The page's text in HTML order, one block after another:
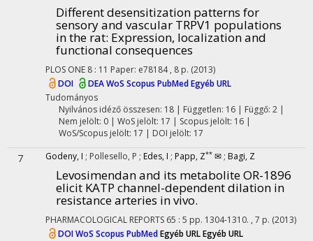
Different desensitization patterns for
sensory and vascular TRPV1 populations
in the rat: Expression, localization and
functional consequences
PLOS ONE 8 : 11 Paper: e78184 , 8 p. (2013)
DOI
DEAWoS Scopus PubMedEgyéb URL
Tudományos
Nyilvános idéző összesen: 18| Független: 16 | Függő: 2 |
Nem jelölt: 0 | WoS jelölt: 17 | Scopus jelölt: 16 |
WoS/Scopus jelölt: 17 | DOI jelölt: 17
7 Godeny, I ; Pollesello, P ; Edes, I ; Papp, Z** ✉ ; Bagi, Z
Levosimendan and its metabolite OR-1896
elicit KATP channel-dependent dilation in
resistance arteries in vivo.
PHARMACOLOGICAL REPORTS 65 : 5 pp. 1304-1310. , 7 p. (2013)
DOIWoS Scopus PubMedEgyéb URLEgyéb URL